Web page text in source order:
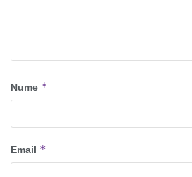
Nume *
Email *